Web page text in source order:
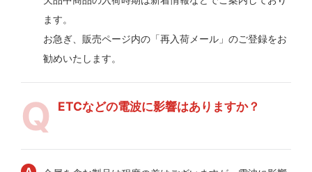
ます。
お急ぎ、販売ページ内の「再入荷メール」のご登録をお
勧めいたします。
ETCなどの電波に影響はありますか？